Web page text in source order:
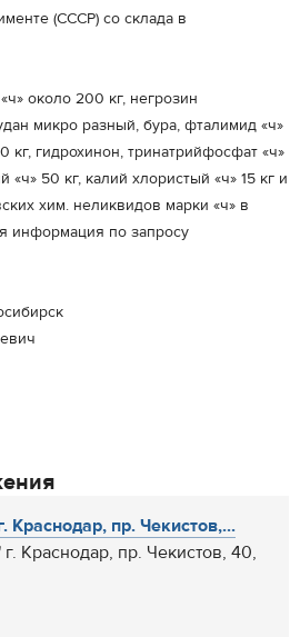
(СССР) со склада в
около 200 кг, негрозин
микро разный, бура, фталимид «ч»
кг, гидрохинон, тринатрийфосфат «ч»
«ч» 50 кг, калий хлористый «ч» 15 кг и
хим. неликвидов марки «ч» в
информация по запросу
Краснодар, пр. Чекистов,...
Краснодар, пр. Чекистов, 40,